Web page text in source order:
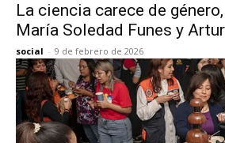
La ciencia carece de
María Soledad Funes y
social - 9 de febrero de 2026